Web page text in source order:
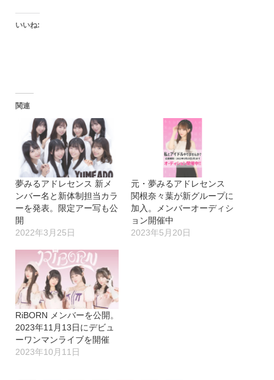
いいね:
関連
夢みるアドレセンス 新メ
ンバー名と新体制担当カラ
ーを発表。限定アー写も公
開
2022年3月25日
元・夢みるアドレセンス
関根奈々葉が新グループに
加入。メンバーオーディシ
ョン開催中
2023年5月20日
RiBORN メンバーを公開。
2023年11月13日にデビュ
ーワンマンライブを開催
2023年10月11日